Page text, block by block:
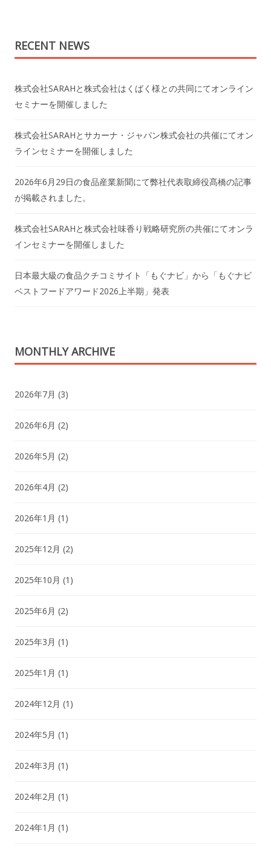
RECENT NEWS
株式会社SARAHと株式会社はくばく様との共同にてオンライン
セミナーを開催しました
株式会社SARAHとサカーナ・ジャパン株式会社の共催にてオン
ラインセミナーを開催しました
2026年6月29日の食品産業新聞にて弊社代表取締役髙橋の記事
が掲載されました。
株式会社SARAHと株式会社味香り戦略研究所の共催にてオンラ
インセミナーを開催しました
日本最大級の食品クチコミサイト「もぐナビ」から「もぐナビ
ベストフードアワード2026上半期」発表
MONTHLY ARCHIVE
2026年7月 (3)
2026年6月 (2)
2026年5月 (2)
2026年4月 (2)
2026年1月 (1)
2025年12月 (2)
2025年10月 (1)
2025年6月 (2)
2025年3月 (1)
2025年1月 (1)
2024年12月 (1)
2024年5月 (1)
2024年3月 (1)
2024年2月 (1)
2024年1月 (1)